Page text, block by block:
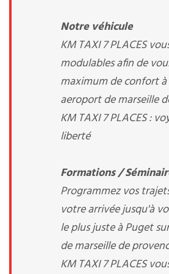
Notre véhicule
KM TAXI 7 PLACES
modulables afin de
maximum de confort
aeroport de marseille
KM TAXI 7 PLACES :
liberté
Formations /
Programmez vos
votre arrivée jusqu'à
le plus juste à Puget
de marseille de
KM TAXI 7 PLACES